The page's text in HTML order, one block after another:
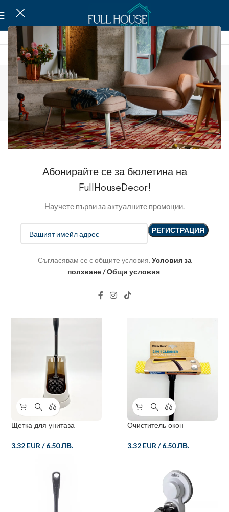
Абонирайте се за бюлетина на
FullHouseDecor!
Научете първи за актуалните промоции.
Съгласявам се с общите условия. Условия за
ползване / Общи условия
Ведра и швабры
Show sidebar
Сменная ткань
2.30 EUR
Щетка для унитаза
3.32 EUR/6.50 ЛВ.
Очиститель окон
3.32 EUR/6.50 ЛВ.